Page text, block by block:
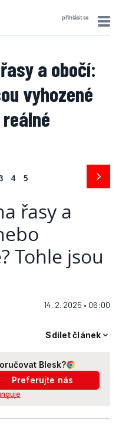
přihlásit se
a obočí:
vyhozené
4 5
14. 2. 2025 • 06:00
Sdílet článek
Blesk?
Preferujte nás